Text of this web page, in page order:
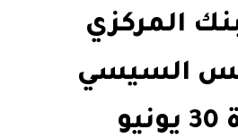
المركزي
السيسي
بذكرى ثورة 30 يونيو